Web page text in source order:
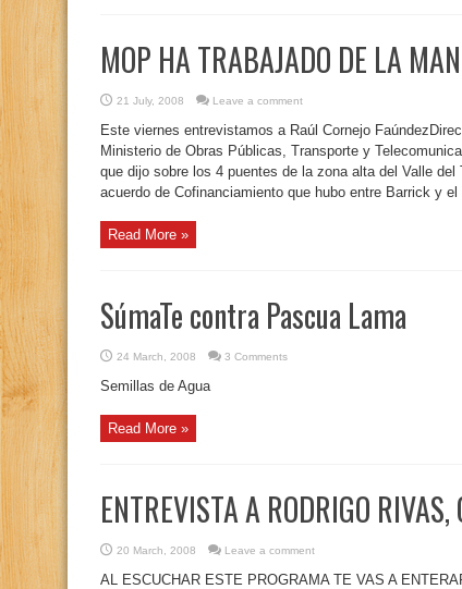
MOP HA TRABAJADO DE LA
21 July, 2008 Leave a comment
Este viernes entrevistamos a Raúl Cornejo
Ministerio de Obras Públicas, Transporte y
que dijo sobre los 4 puentes de la zona alta del Valle
acuerdo de Cofinanciamiento que hubo entre Barrick y
Read More »
SúmaTe contra Pascua Lama
24 March, 2008 3 Comments
Semillas de Agua
Read More »
ENTREVISTA A RODRIGO
20 March, 2008 Leave a comment
AL ESCUCHAR ESTE PROGRAMA TE VAS A